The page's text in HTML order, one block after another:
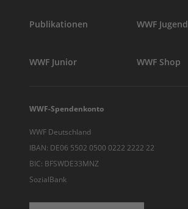
Publikationen WWF Jugend
WWF Junior WWF Shop
WWF-Spendenkonto
WWF Deutschland
IBAN: DE06 5502 0500 0222 2222 22
BIC: BFSWDE33MNZ
SozialBank